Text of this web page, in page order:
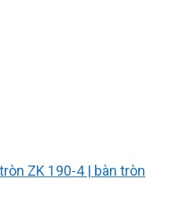
ZK 190-4 | bàn tròn